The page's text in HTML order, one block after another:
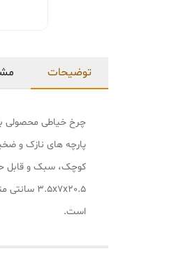
توضیحات
چرخ خیاطی محصولی
پارچه های نازک و
است.